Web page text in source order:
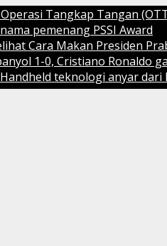
Tangan (OTT) Bupati
PSSI Award
Presiden Prabowo
Ronaldo gagal bawa
anyar dari Kepolisian